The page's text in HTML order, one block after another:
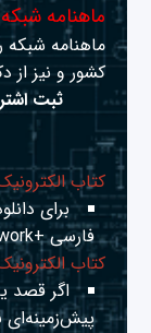
ماهنامه
ماهنامه شبکه
کشور و نیز از
ثبت
کتاب
برای
فارسی +Network
کتاب
اگر قصد
پیش‌زمینه‌ای